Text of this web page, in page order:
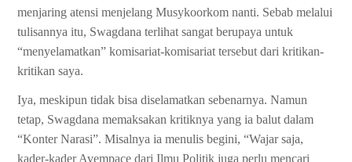
menjaring atensi menjelang Musykoorkom nanti. Sebab melalui
tulisannya itu, Swagdana terlihat sangat berupaya untuk
“menyelamatkan” komisariat-komisariat tersebut dari kritikan-
kritikan saya.
Iya, meskipun tidak bisa diselamatkan sebenarnya. Namun
tetap, Swagdana memaksakan kritiknya yang ia balut dalam
“Konter Narasi”. Misalnya ia menulis begini, “Wajar saja,
kader-kader Avempace dari Ilmu Politik juga perlu mencari